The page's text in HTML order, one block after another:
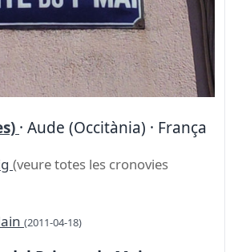
· Aude (Occitània) · França
(veure totes les cronovies
(2011-04-18)